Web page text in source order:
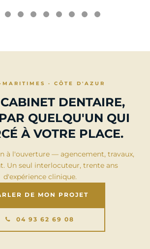
MARITIMES · CÔTE D'AZUR
DENTAIRE,
QUELQU'UN QUI
À VOTRE PLACE.
à l'ouverture — agencement, travaux,
Un seul interlocuteur, trente ans
d'expérience clinique.
DE MON PROJET
04 93 62 69 08